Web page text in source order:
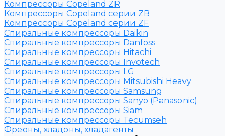
Компрессоры Copeland ZR
Компрессоры Copeland серии ZB
Компрессоры Copeland серии ZF
Спиральные компрессоры Daikin
Спиральные компрессоры Danfoss
Спиральные компрессоры Hitachi
Спиральные компрессоры Invotech
Спиральные компрессоры LG
Спиральные компрессоры Mitsubishi Heavy
Спиральные компрессоры Samsung
Спиральные компрессоры Sanyo (Panasonic)
Спиральные компрессоры Siam
Спиральные компрессоры Tecumseh
Фреоны, хладоны, хладагенты